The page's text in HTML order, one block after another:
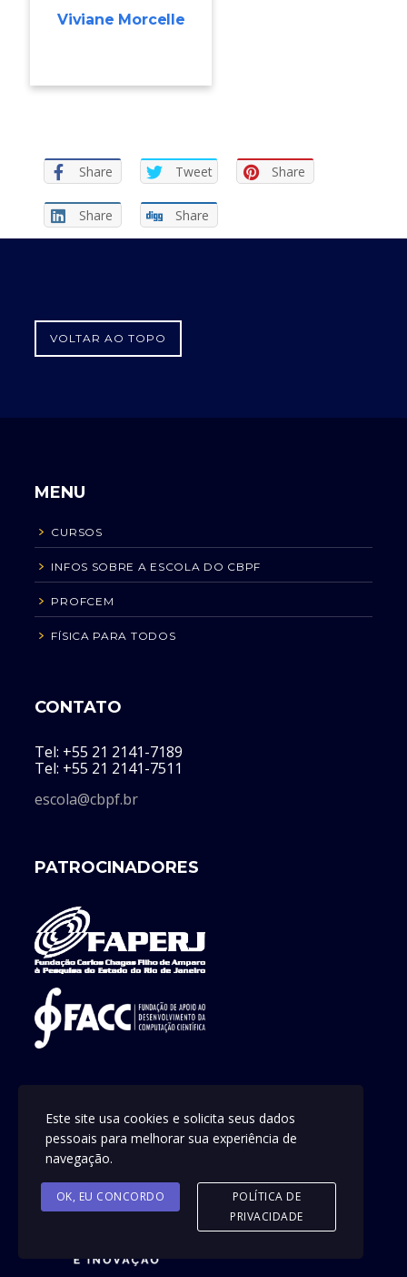
Viviane Morcelle
Share Tweet Share
Share Share
VOLTAR AO TOPO
MENU
CURSOS
INFOS SOBRE A ESCOLA DO CBPF
PROFCEM
FÍSICA PARA TODOS
CONTATO
Tel: +55 21 2141-7189
Tel: +55 21 2141-7511
escola@cbpf.br
PATROCINADORES
Este site usa cookies e solicita seus dados
pessoais para melhorar sua experiência de
navegação.
OK, EU CONCORDO
POLÍTICA DE
PRIVACIDADE